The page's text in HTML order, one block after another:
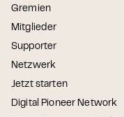
Gremien
Mitglieder
Supporter
Netzwerk
Jetzt starten
Digital Pioneer Network